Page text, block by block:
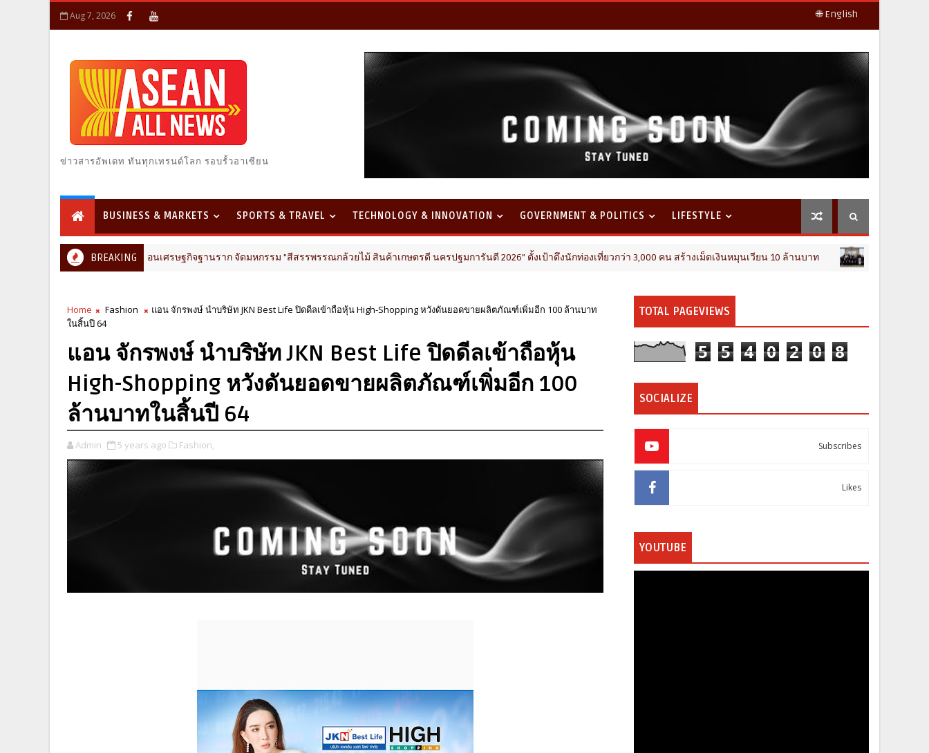
Aug 7, 2026 🌐 English
ข่าวสารอัพเดท ทันทุกเทรนด์โลก รอบรั้วอาเซียน
BUSINESS & MARKETS SPORTS & TRAVEL TECHNOLOGY & INNOVATION GOVERNMENT & POLITICS LIFESTYLE
BREAKING
ษตรคุณภาพ" ขับเคลื่อนเศรษฐกิจฐานราก จัดมหกรรม "สีสรรพรรณกล้วยไม้ สินค้าเกษตรดี นครปฐมการันตี 2026" ตั้งเป้าดึงนักท่องเที่ยวกว่า 3,000 คน สร้างเม็ดเงินหมุนเวียน 10 ล้านบาท TECHNOLOGY &
Home Fashion
แอน จักรพงษ์ นำบริษัท JKN Best Life ปิดดีลเข้าถือหุ้น High-Shopping หวังดันยอดขายผลิตภัณฑ์เพิ่มอีก 100 ล้านบาท
ในสิ้นปี 64
แอน จักรพงษ์ นำบริษัท JKN Best Life ปิดดีลเข้าถือหุ้น
High-Shopping หวังดันยอดขายผลิตภัณฑ์เพิ่มอีก 100
ล้านบาทในสิ้นปี 64
Admin 5 years ago Fashion,
TOTAL PAGEVIEWS
5 5 4 0 2 0 8
SOCIALIZE
Subscribes
Likes
YOUTUBE